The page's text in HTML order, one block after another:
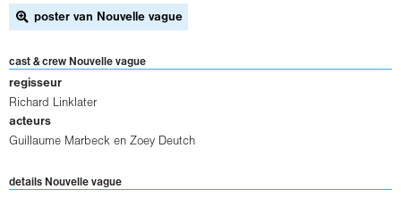
poster van Nouvelle vague
cast & crew Nouvelle vague
regisseur
Richard Linklater
acteurs
Guillaume Marbeck en Zoey Deutch
details Nouvelle vague